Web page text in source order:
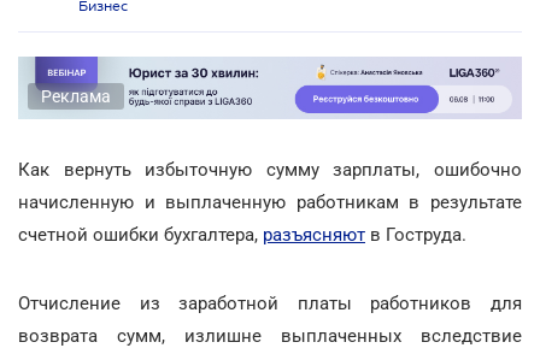
Бизнес
Реклама
Как вернуть избыточную сумму зарплаты, ошибочно
начисленную и выплаченную работникам в результате
счетной ошибки бухгалтера, разъясняют в Гоструда.
Отчисление из заработной платы работников для
возврата сумм, излишне выплаченных вследствие